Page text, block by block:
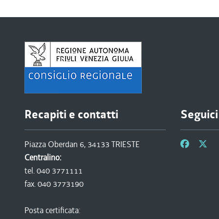
Recapiti e contatti
Piazza Oberdan 6, 34133 TRIESTE
Centralino:
tel. 040 3771111
fax. 040 3773190
Posta certificata: